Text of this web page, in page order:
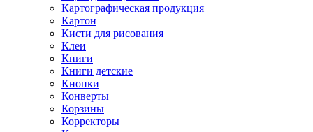
Картографическая продукция
Картон
Кисти для рисования
Клеи
Книги
Книги детские
Кнопки
Конверты
Корзины
Корректоры